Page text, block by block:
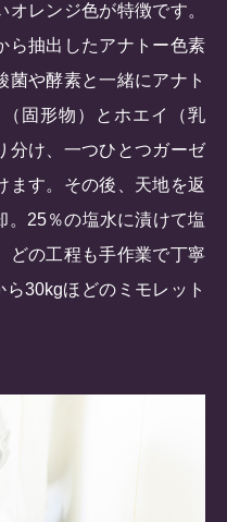
レンジ色が特徴です。
ら抽出したアナトー色素
菌や酵素と一緒にアナト
固形物）とホエイ（乳
分け、一つひとつガーゼ
ます。その後、天地を返
。25％の塩水に漬けて塩
どの工程も手作業で丁寧
30kgほどのミモレット